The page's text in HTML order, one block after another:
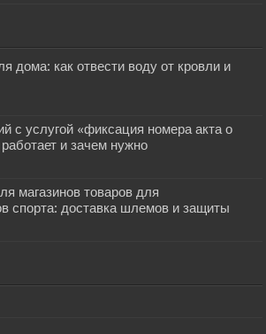
дома: как отвести воду от кровли и
с услугой «фиксация номера акта о
и зачем нужно
магазинов товаров для
спорта: доставка шлемов и защиты